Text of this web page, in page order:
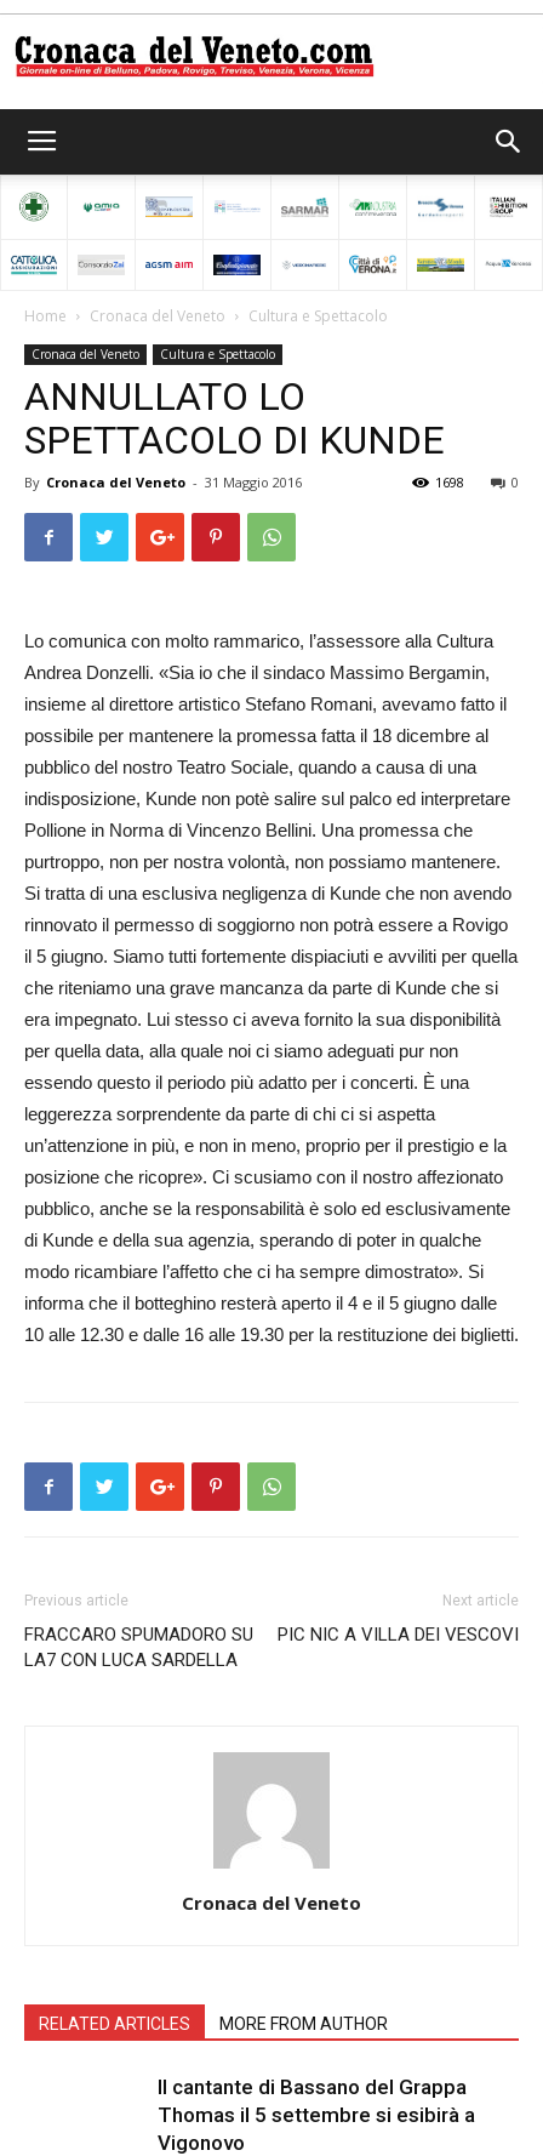
del
Veneto
Home Cronaca del Veneto Cultura e Spettacolo
Cronaca del Veneto Cultura e Spettacolo
ANNULLATO LO
SPETTACOLO DI KUNDE
By Cronaca del Veneto - 31 Maggio 2016 0
1698
Lo comunica con molto rammarico, l’assessore alla Cultura
Andrea Donzelli. «Sia io che il sindaco Massimo Berga­min,
insieme al direttore artistico Stefano Romani, avevamo fatto il
possibile per mantenere la promessa fatta il 18 dicembre al
pubblico del nostro Teatro Sociale, quando a causa di una
indisposizione, Kunde non potè salire sul palco ed interpretare
Pollione in Norma di Vincenzo Bellini. Una promessa che
purtroppo, non per nostra volontà, non possiamo mantenere.
Si tratta di una esclusiva negligenza di Kunde che non avendo
rinnovato il permesso di soggiorno non potrà essere a Rovigo
il 5 giugno. Siamo tutti fortemente dispiaciuti e avviliti per quella
che riteniamo una grave mancanza da parte di Kunde che si
era impegnato. Lui stesso ci aveva fornito la sua disponibilità
per quella data, alla quale noi ci siamo adeguati pur non
essendo questo il periodo più adatto per i concerti. È una
leggerezza sorprendente da parte di chi ci si aspetta
un’attenzione in più, e non in meno, proprio per il prestigio e la
posizione che ricopre». Ci scusiamo con il nostro affezionato
pubblico, anche se la responsabilità è solo ed esclusivamente
di Kunde e della sua agenzia, sperando di poter in qualche
modo ricambiare l’affetto che ci ha sempre dimostrato». Si
informa che il botteghino resterà aperto il 4 e il 5 giugno dalle
10 alle 12.30 e dalle 16 alle 19.30 per la restituzione dei biglietti.
Previous article
FRACCARO SPUMADORO SU
LA7 CON LUCA SARDELLA
Next article
PIC NIC A VILLA DEI VESCOVI
Cronaca del Veneto
RELATED ARTICLES MORE FROM AUTHOR
Il cantante di Bassano del Grappa
Thomas il 5 settembre si esibirà a
Vigonovo